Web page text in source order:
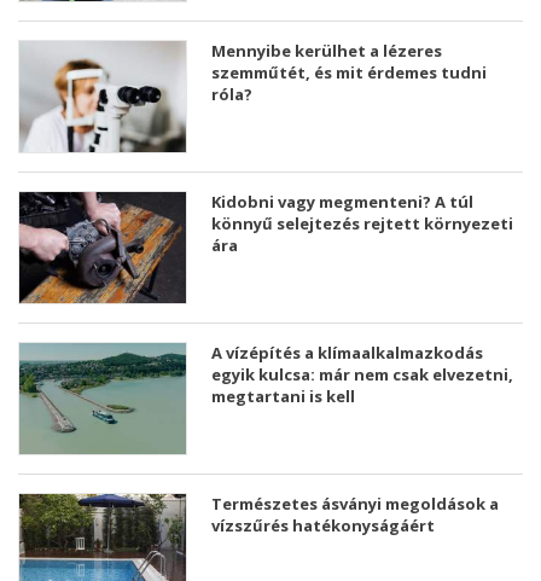
Mennyibe kerülhet a lézeres
szemműtét, és mit érdemes tudni
róla?
Kidobni vagy megmenteni? A túl
könnyű selejtezés rejtett környezeti
ára
A vízépítés a klímaalkalmazkodás
egyik kulcsa: már nem csak elvezetni,
megtartani is kell
Természetes ásványi megoldások a
vízszűrés hatékonyságáért